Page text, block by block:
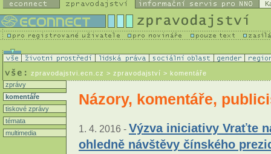
zpravodajstvi.ecn.cz > zpravodajství > komentáře
zprávy
komentáře
tiskové zprávy
témata
multimedia
Názory, komentáře,
1. 4. 2016 - Výzva iniciativy Vraťte
ohledně návštěvy čínského